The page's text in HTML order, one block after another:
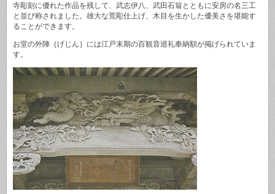
寺彫刻に優れた作品を残して、武志伊八、武田石翁とともに安房の名三工
と並び称されました。雄大な荒彫仕上げ、木目を生かした優美さを堪能す
ることができます。
お堂の外陣｛げじん｝には江戸末期の百観音巡礼奉納額が掲げられていま
す。